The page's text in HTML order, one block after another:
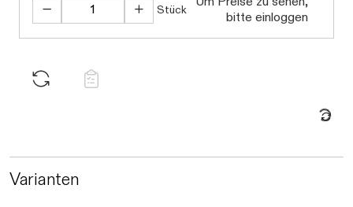
Stück
bitte einloggen
Daten
Varianten